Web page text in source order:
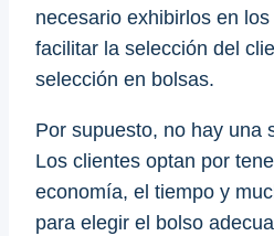
necesario exhibirlos en
facilitar la selección del
selección en bolsas.
Por supuesto, no hay una
Los clientes optan por
economía, el tiempo y
para elegir el bolso